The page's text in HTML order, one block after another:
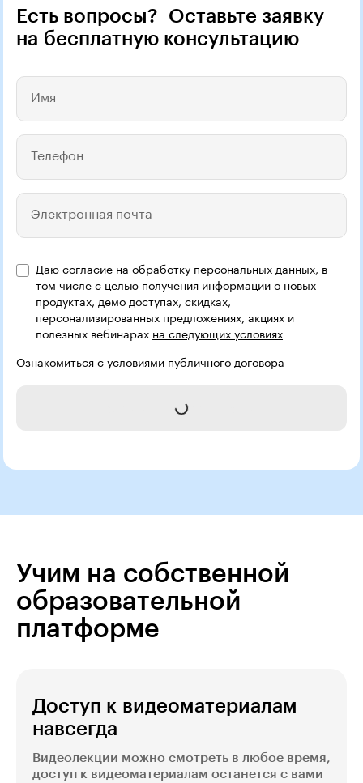
Есть вопросы? Оставьте заявку
на бесплатную консультацию
Имя
Телефон
Электронная почта
Даю согласие на обработку персональных данных, в
том числе с целью получения информации о новых
продуктах, демо доступах, скидках,
персонализированных предложениях, акциях и
полезных вебинарах на следующих условиях
Ознакомиться с условиями публичного договора
Получить консультацию
Учим на собственной
образовательной
платформе
Доступ к видеоматериалам
навсегда
Видеолекции можно смотреть в любое время,
доступ к видеоматериалам останется с вами